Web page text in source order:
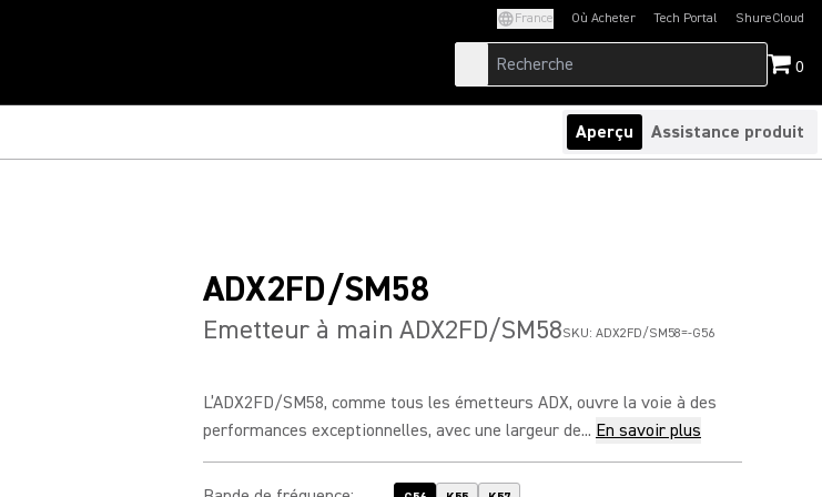
France Où Acheter Tech Portal
(Opens in a new tab)ShureCloud
(Opens in a new
0
Aperçu Assistance produit
ADX2FD/SM58
Emetteur à main ADX2FD/SM58SKU: ADX2FD/SM58=-G56
L’ADX2FD/SM58, comme tous les émetteurs ADX, ouvre la voie à des
performances exceptionnelles, avec une largeur de... En savoir plus